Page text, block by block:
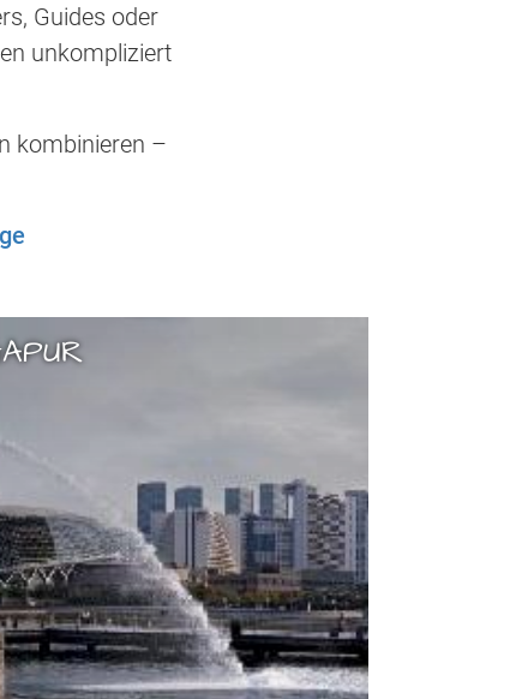
Guides oder
unkompliziert
kombinieren –